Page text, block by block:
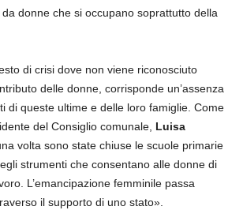
donne che si occupano soprattutto della
di crisi dove non viene riconosciuto
delle donne, corrisponde un’assenza
di queste ultime e delle loro famiglie. Come
del Consiglio comunale, Luisa
volta sono state chiuse le scuole primarie
strumenti che consentano alle donne di
L’emancipazione femminile passa
il supporto di uno stato».